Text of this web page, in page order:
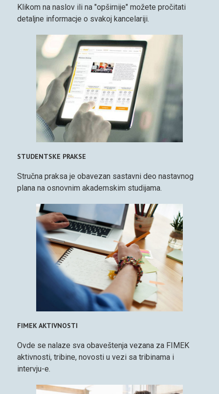
Klikom na naslov ili na "opširnije" možete pročitati
detaljne informacje o svakoj kancelariji.
STUDENTSKE PRAKSE
Stručna praksa je obavezan sastavni deo nastavnog
plana na osnovnim akademskim studijama.
FIMEK AKTIVNOSTI
Ovde se nalaze sva obaveštenja vezana za FIMEK
aktivnosti, tribine, novosti u vezi sa tribinama i
intervju-e.